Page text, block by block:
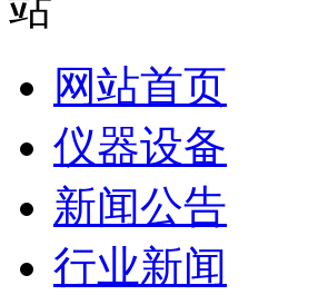
网站首页
仪器设备
新闻公告
行业新闻